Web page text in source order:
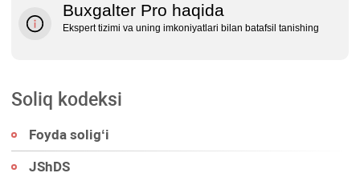
Buxgalter Pro haqida
Ekspert tizimi va uning imkoniyatlari bilan batafsil tanishing
Soliq kodeksi
Foyda soligʻi
JShDS